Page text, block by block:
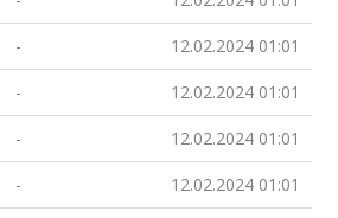
- 12.02.2024 01:01
- 12.02.2024 01:01
- 12.02.2024 01:01
- 12.02.2024 01:01